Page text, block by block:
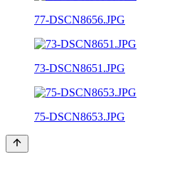
77-DSCN8656.JPG
73-DSCN8651.JPG
75-DSCN8653.JPG